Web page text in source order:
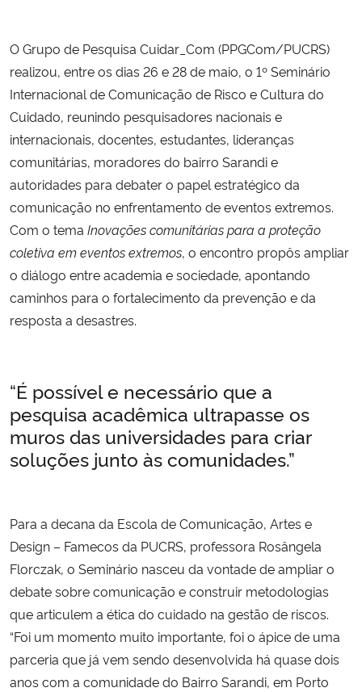
Banco Central do Brasil
Planalto
O Grupo de Pesquisa Cuidar_Com (PPGCom/PUCRS)
realizou, entre os dias 26 e 28 de maio, o 1º Seminário
Internacional de Comunicação de Risco e Cultura do
Cuidado, reunindo pesquisadores nacionais e
internacionais, docentes, estudantes, lideranças
comunitárias, moradores do bairro Sarandi e
autoridades para debater o papel estratégico da
comunicação no enfrentamento de eventos extremos.
Com o tema Inovações comunitárias para a proteção
coletiva em eventos extremos, o encontro propôs ampliar
o diálogo entre academia e sociedade, apontando
caminhos para o fortalecimento da prevenção e da
resposta a desastres.
“É possível e necessário que a
pesquisa acadêmica ultrapasse os
muros das universidades para criar
soluções junto às comunidades.”
Para a decana da Escola de Comunicação, Artes e
Design – Famecos da PUCRS, professora Rosângela
Florczak, o Seminário nasceu da vontade de ampliar o
debate sobre comunicação e construir metodologias
que articulem a ética do cuidado na gestão de riscos.
“Foi um momento muito importante, foi o ápice de uma
parceria que já vem sendo desenvolvida há quase dois
anos com a comunidade do Bairro Sarandi, em Porto